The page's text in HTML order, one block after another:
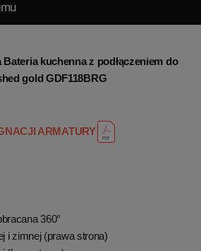
kuchenna z podłączeniem do
gold GDF118BRG
ARMATURY
360°
i zimnej (prawa strona)